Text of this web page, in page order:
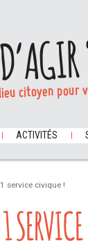
citoyen
ACTIVITÉS
service civique !